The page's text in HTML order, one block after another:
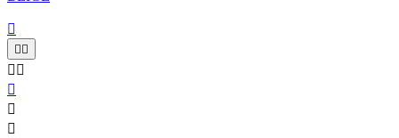

 
 


